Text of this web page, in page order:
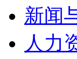
新闻
人力